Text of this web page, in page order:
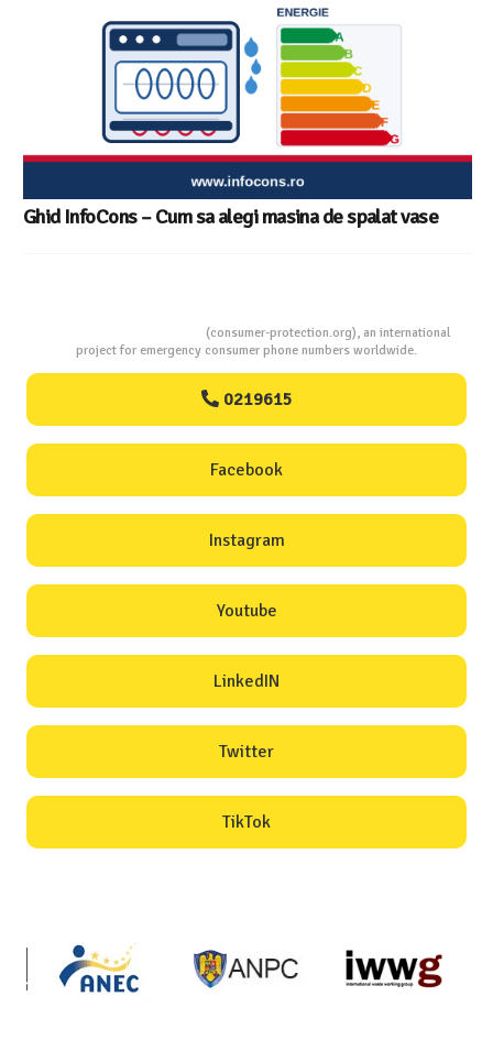
Ghid InfoCons – Cum sa alegi masina de spalat vase
(consumer-protection.org), an international
project for emergency consumer phone numbers worldwide.
0219615
Facebook
Instagram
Youtube
LinkedIN
Twitter
TikTok